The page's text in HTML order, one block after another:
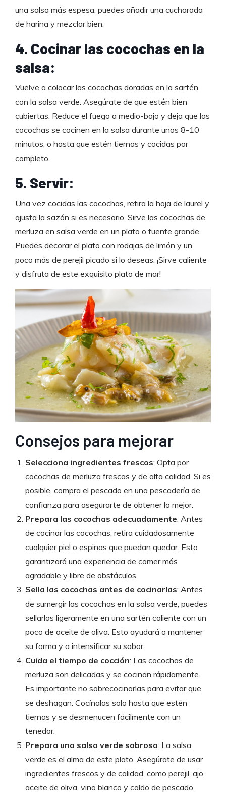
una salsa más espesa, puedes añadir una cucharada
de harina y mezclar bien.
4. Cocinar las cocochas en la
salsa:
Vuelve a colocar las cocochas doradas en la sartén
con la salsa verde. Asegúrate de que estén bien
cubiertas. Reduce el fuego a medio-bajo y deja que las
cocochas se cocinen en la salsa durante unos 8-10
minutos, o hasta que estén tiernas y cocidas por
completo.
5. Servir:
Una vez cocidas las cocochas, retira la hoja de laurel y
ajusta la sazón si es necesario. Sirve las cocochas de
merluza en salsa verde en un plato o fuente grande.
Puedes decorar el plato con rodajas de limón y un
poco más de perejil picado si lo deseas. ¡Sirve caliente
y disfruta de este exquisito plato de mar!
Consejos para mejorar
Selecciona ingredientes frescos: Opta por
cocochas de merluza frescas y de alta calidad. Si es
posible, compra el pescado en una pescadería de
confianza para asegurarte de obtener lo mejor.
Prepara las cocochas adecuadamente: Antes
de cocinar las cocochas, retira cuidadosamente
cualquier piel o espinas que puedan quedar. Esto
garantizará una experiencia de comer más
agradable y libre de obstáculos.
Sella las cocochas antes de cocinarlas: Antes
de sumergir las cocochas en la salsa verde, puedes
sellarlas ligeramente en una sartén caliente con un
poco de aceite de oliva. Esto ayudará a mantener
su forma y a intensificar su sabor.
Cuida el tiempo de cocción: Las cocochas de
merluza son delicadas y se cocinan rápidamente.
Es importante no sobrecocinarlas para evitar que
se deshagan. Cocínalas solo hasta que estén
tiernas y se desmenucen fácilmente con un
tenedor.
Prepara una salsa verde sabrosa: La salsa
verde es el alma de este plato. Asegúrate de usar
ingredientes frescos y de calidad, como perejil, ajo,
aceite de oliva, vino blanco y caldo de pescado.